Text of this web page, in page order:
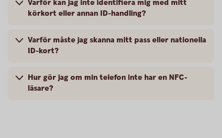
Varför kan jag inte identifiera mig med mitt
körkort eller annan ID-handling?
Varför måste jag skanna mitt pass eller nationella
ID-kort?
Hur gör jag om min telefon inte har en NFC-
läsare?